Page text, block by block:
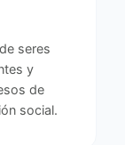
seres
y
de
social.